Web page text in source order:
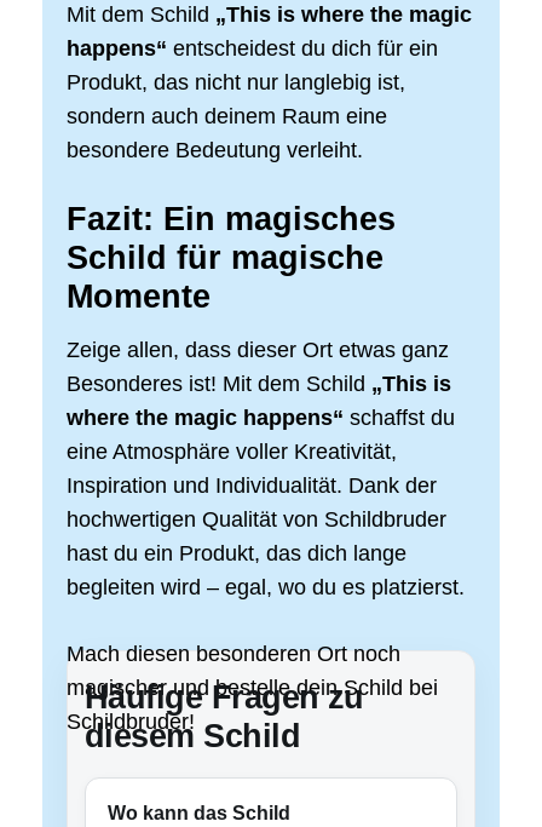
Mit dem Schild „This is where the magic
happens“ entscheidest du dich für ein
Produkt, das nicht nur langlebig ist,
sondern auch deinem Raum eine
besondere Bedeutung verleiht.
Fazit: Ein magisches
Schild für magische
Momente
Zeige allen, dass dieser Ort etwas ganz
Besonderes ist! Mit dem Schild „This is
where the magic happens“ schaffst du
eine Atmosphäre voller Kreativität,
Inspiration und Individualität. Dank der
hochwertigen Qualität von Schildbruder
hast du ein Produkt, das dich lange
begleiten wird – egal, wo du es platzierst.
Mach diesen besonderen Ort noch
magischer und bestelle dein Schild bei
Schildbruder!
Häufige Fragen zu
diesem Schild
Wo kann das Schild